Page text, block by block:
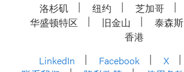
洛杉矶 纽约 芝加哥
华盛顿特区
旧金山 泰森斯
香港
LinkedIn
Facebook X